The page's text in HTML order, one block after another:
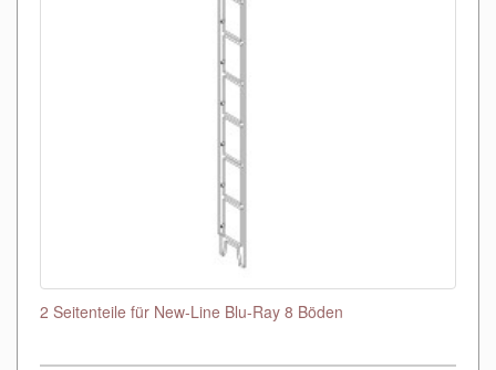
2 Seitenteile für New-Line Blu-Ray 8 Böden